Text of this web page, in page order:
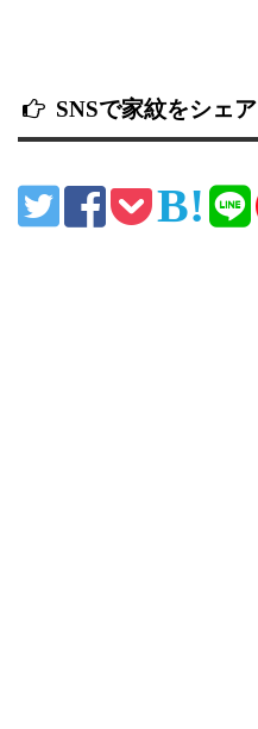
SNSで家紋をシェア